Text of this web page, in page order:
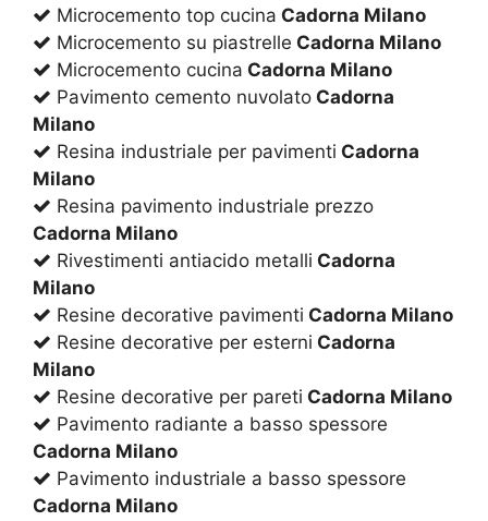
Microcemento top cucina Cadorna Milano
Microcemento su piastrelle Cadorna Milano
Microcemento cucina Cadorna Milano
Pavimento cemento nuvolato Cadorna
Milano
Resina industriale per pavimenti Cadorna
Milano
Resina pavimento industriale prezzo
Cadorna Milano
Rivestimenti antiacido metalli Cadorna
Milano
Resine decorative pavimenti Cadorna Milano
Resine decorative per esterni Cadorna
Milano
Resine decorative per pareti Cadorna Milano
Pavimento radiante a basso spessore
Cadorna Milano
Pavimento industriale a basso spessore
Cadorna Milano